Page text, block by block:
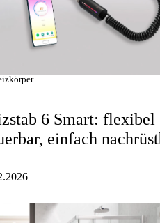
6 Smart: flexibel
einfach